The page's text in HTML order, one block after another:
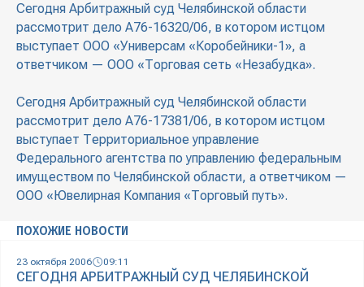
Сегодня Арбитражный суд Челябинской области
рассмотрит дело А76-16320/06, в котором истцом
выступает ООО «Универсам «Коробейники-1», а
ответчиком — ООО «Торговая сеть «Незабудка».
Сегодня Арбитражный суд Челябинской области
рассмотрит дело А76-17381/06, в котором истцом
выступает Территориальное управление
Федерального агентства по управлению федеральным
имуществом по Челябинской области, а ответчиком —
ООО «Ювелирная Компания «Торговый путь».
ПОХОЖИЕ НОВОСТИ
23 октября 2006 09:11
СЕГОДНЯ АРБИТРАЖНЫЙ СУД ЧЕЛЯБИНСКОЙ